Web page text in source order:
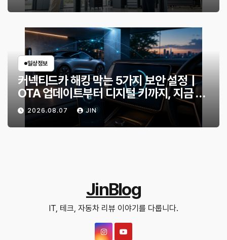
일상정보
커넥티드카 해킹 막는 5가지 보안 설정｜
OTA 업데이트부터 디지털 키까지, 지금 확
인할 것은?
2026.08.07 JIN
JinBlog
IT, 테크, 자동차 리뷰 이야기를 다룹니다.